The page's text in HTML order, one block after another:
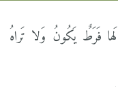
لَها فَرَطٌ يَكُونُ وَلا تَراهُ